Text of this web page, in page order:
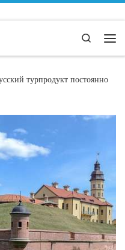
Search
турпродукт постоянно